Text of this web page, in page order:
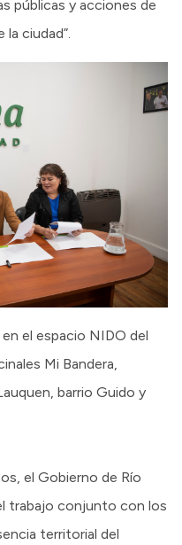
públicas y acciones de
ciudad”.
el espacio NIDO del
Mi Bandera,
barrio Guido y
el Gobierno de Río
trabajo conjunto con los
territorial del